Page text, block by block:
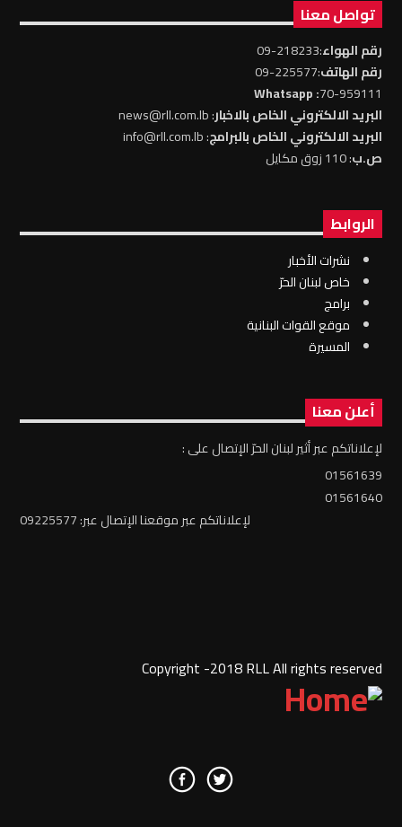
تواصل معنا
رقم الهواء:218233-09
رقم الهاتف:225577-09
70-959111
: Whatsapp
البريد الالكتروني الخاص بالاخبار: news@rll.com.lb
البريد الالكتروني الخاص بالبرامج: info@rll.com.lb
ص.ب: 110 زوق مكايل
الروابط
نشرات الأخبار
خاص لبنان الحرّ
برامج
موقع القوات البنانية
المسيرة
أعلن معنا
لإعلاناتكم عبر أثير لبنان الحرّ الإتصال على :
01561639
01561640
لإعلاناتكم عبر موقعنا الإتصال عبر: 09225577
Copyright -2018 RLL All rights reserved